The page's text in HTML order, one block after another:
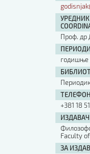
Проф. др
ТЕЛЕФОН
+381 18
ИЗДАВАЧ
Faculty
ЗА